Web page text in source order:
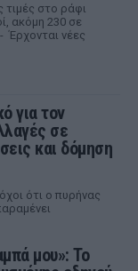
τιμές στο ράφι
ακόμη 230 σε
Έρχονται νέες
για τον
σε
και δόμηση
ότι ο πυρήνας
μου»: Το